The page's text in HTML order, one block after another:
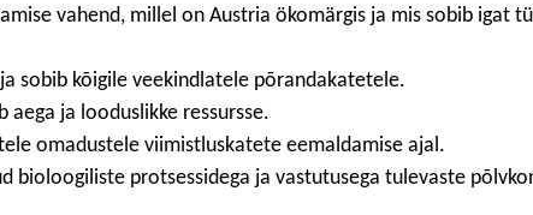
vahend, millel on Austria ökomärgis ja mis sobib igat
sobib kõigile veekindlatele põrandakatetele.
ja looduslikke ressursse.
omadustele viimistluskatete eemaldamise ajal.
bioloogiliste protsessidega ja vastutusega tulevaste